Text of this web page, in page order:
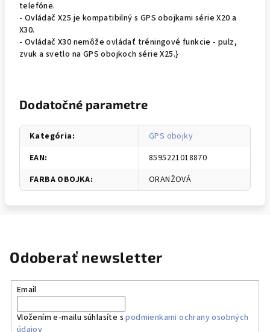
telefóne.
- Ovládač X25 je kompatibilný s GPS obojkami série X20 a
X30.
- Ovládač X30 nemôže ovládať tréningové funkcie - pulz,
zvuk a svetlo na GPS obojkoch série X25.}
Dodatočné parametre
Kategória:
GPS obojky
EAN:
8595221018870
FARBA OBOJKA: ORANŽOVÁ
Odoberať newsletter
Email
Vložením e-mailu súhlasíte spodmienkami ochrany osobných
údajov